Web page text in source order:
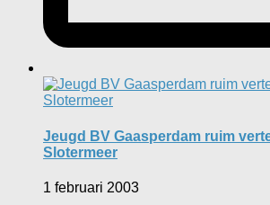
Jeugd BV Gaasperdam ruim
Slotermeer
1 februari 2003